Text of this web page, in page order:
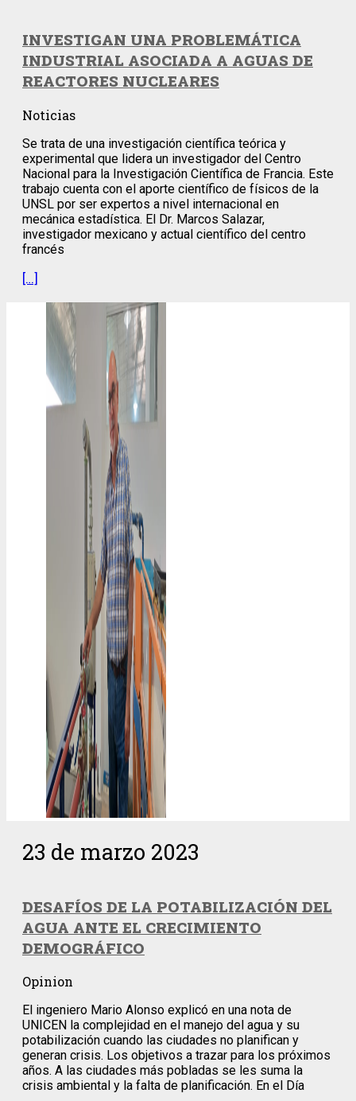
INVESTIGAN UNA PROBLEMÁTICA
INDUSTRIAL ASOCIADA A AGUAS DE
REACTORES NUCLEARES
Noticias
Se trata de una investigación científica teórica y
experimental que lidera un investigador del Centro
Nacional para la Investigación Científica de Francia. Este
trabajo cuenta con el aporte científico de físicos de la
UNSL por ser expertos a nivel internacional en
mecánica estadística. El Dr. Marcos Salazar,
investigador mexicano y actual científico del centro
francés
[…]
23 de marzo 2023
DESAFÍOS DE LA POTABILIZACIÓN DEL
AGUA ANTE EL CRECIMIENTO
DEMOGRÁFICO
Opinion
El ingeniero Mario Alonso explicó en una nota de
UNICEN la complejidad en el manejo del agua y su
potabilización cuando las ciudades no planifican y
generan crisis. Los objetivos a trazar para los próximos
años. A las ciudades más pobladas se les suma la
crisis ambiental y la falta de planificación. En el Día